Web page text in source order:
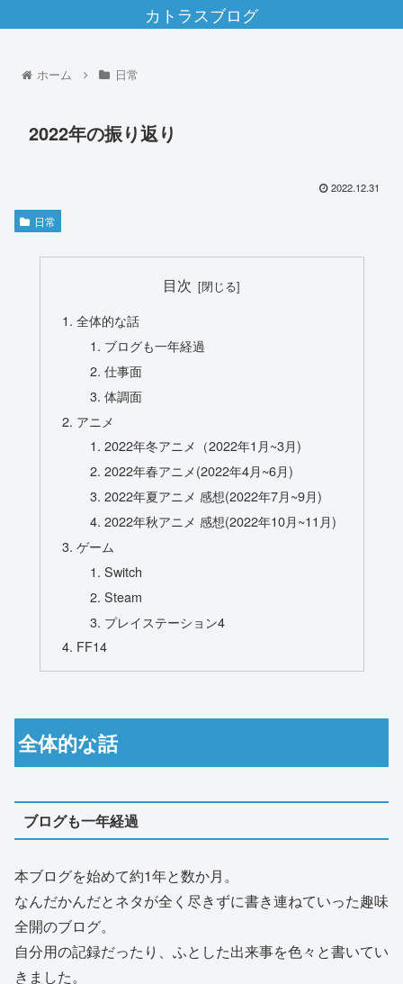
カトラスブログ
ホーム 日常
2022年の振り返り
2022.12.31
日常
目次
全体的な話
ブログも一年経過
仕事面
体調面
アニメ
2022年冬アニメ（2022年1月~3月)
2022年春アニメ(2022年4月~6月)
2022年夏アニメ 感想(2022年7月~9月)
2022年秋アニメ 感想(2022年10月~11月)
ゲーム
Switch
Steam
プレイステーション4
FF14
全体的な話
ブログも一年経過
本ブログを始めて約1年と数か月。
なんだかんだとネタが全く尽きずに書き連ねていった趣味
全開のブログ。
自分用の記録だったり、ふとした出来事を色々と書いてい
きました。